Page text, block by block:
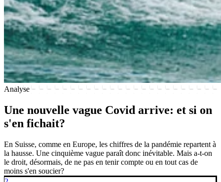
Analyse
Une nouvelle vague Covid arrive: et si on
s'en fichait?
En Suisse, comme en Europe, les chiffres de la pandémie repartent à
la hausse. Une cinquième vague paraît donc inévitable. Mais a-t-on
le droit, désormais, de ne pas en tenir compte ou en tout cas de
moins s'en soucier?